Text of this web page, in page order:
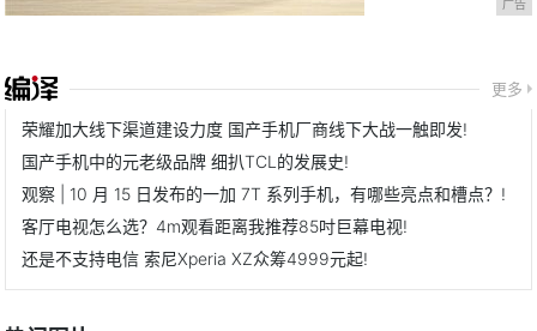
广告
更多
荣耀加大线下渠道建设力度 国产手机厂商线下大战一触即发!
国产手机中的元老级品牌 细扒TCL的发展史!
观察 | 10 月 15 日发布的一加 7T 系列手机，有哪些亮点和槽点？!
客厅电视怎么选？4m观看距离我推荐85吋巨幕电视!
还是不支持电信 索尼Xperia XZ众筹4999元起!